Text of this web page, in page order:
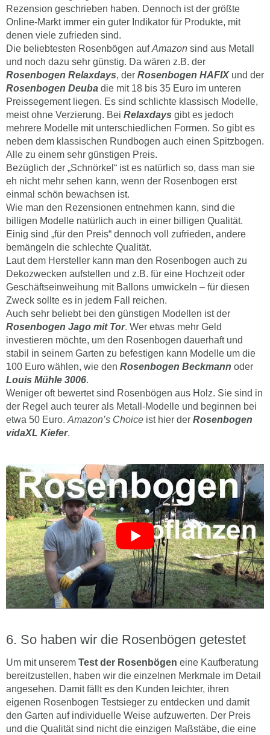
Rezension geschrieben haben. Dennoch ist der größte
Online-Markt immer ein guter Indikator für Produkte, mit
denen viele zufrieden sind.
Die beliebtesten Rosenbögen aufAmazon sind aus Metall
und noch dazu sehr günstig. Da wären z.B. der
Rosenbogen Relaxdays, der Rosenbogen HAFIXund der
Rosenbogen Deuba die mit 18 bis 35 Euro im unteren
Preissegement liegen. Es sind schlichte klassisch Modelle,
meist ohne Verzierung. Bei Relaxdays gibt es jedoch
mehrere Modelle mit unterschiedlichen Formen. So gibt es
neben dem klassischen Rundbogen auch einen Spitzbogen.
Alle zu einem sehr günstigen Preis.
Bezüglich der „Schnörkel“ ist es natürlich so, dass man sie
eh nicht mehr sehen kann, wenn der Rosenbogen erst
einmal schön bewachsen ist.
Wie man den Rezensionen entnehmen kann, sind die
billigen Modelle natürlich auch in einer billigen Qualität.
Einig sind „für den Preis“ dennoch voll zufrieden, andere
bemängeln die schlechte Qualität.
Laut dem Hersteller kann man den Rosenbogen auch zu
Dekozwecken aufstellen und z.B. für eine Hochzeit oder
Geschäftseinweihung mit Ballons umwickeln – für diesen
Zweck sollte es in jedem Fall reichen.
Auch sehr beliebt bei den günstigen Modellen ist der
Rosenbogen Jago mit Tor. Wer etwas mehr Geld
investieren möchte, um den Rosenbogen dauerhaft und
stabil in seinem Garten zu befestigen kann Modelle um die
100 Euro wählen, wie den Rosenbogen Beckmann oder
Louis Mühle 3006.
Weniger oft bewertet sind Rosenbögen aus Holz. Sie sind in
der Regel auch teurer als Metall-Modelle und beginnen bei
etwa 50 Euro. Amazon’s Choice ist hier der Rosenbogen
vidaXL Kiefer.
So haben wir die Rosenbögen getestet
Um mit unserem Test der Rosenbögen eine Kaufberatung
bereitzustellen, haben wir die einzelnen Merkmale im Detail
angesehen. Damit fällt es den Kunden leichter, ihren
eigenen Rosenbogen Testsieger zu entdecken und damit
den Garten auf individuelle Weise aufzuwerten. Der Preis
und die Qualität sind nicht die einzigen Maßstäbe, die eine